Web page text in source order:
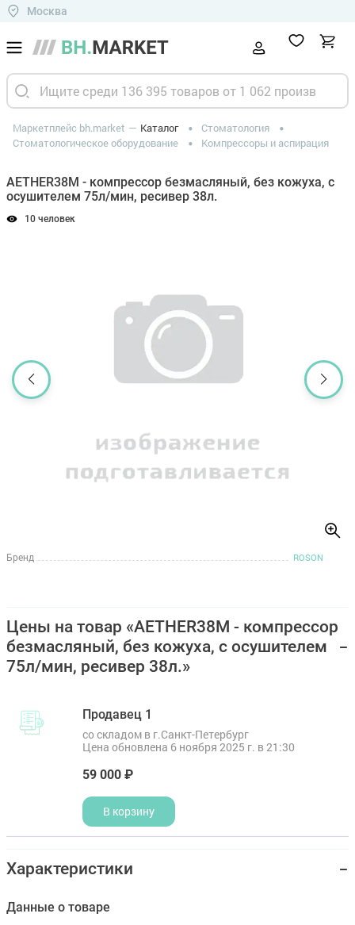
Москва
Маркетплейс bh.market Каталог
Стоматология
Стоматологическое оборудование
Компрессоры и аспирация
AETHER38M - компрессор безмасляный, без кожуха, с
осушителем 75л/мин, ресивер 38л.
10 человек
Бренд ROSON
Цены на товар «AETHER38M - компрессор
безмасляный, без кожуха, с осушителем
75л/мин, ресивер 38л.»
Продавец 1
со складом в г.Санкт-Петербург
Цена обновлена 6 ноября 2025 г. в 21:30
59 000 ₽
В корзину
Характеристики
Данные о товаре